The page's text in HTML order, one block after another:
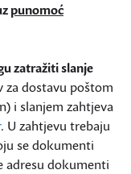
punomoć
zatražiti slanje
za dostavu poštom
i slanjem zahtjeva
. U zahtjevu trebaju
se dokumenti
adresu dokumenti